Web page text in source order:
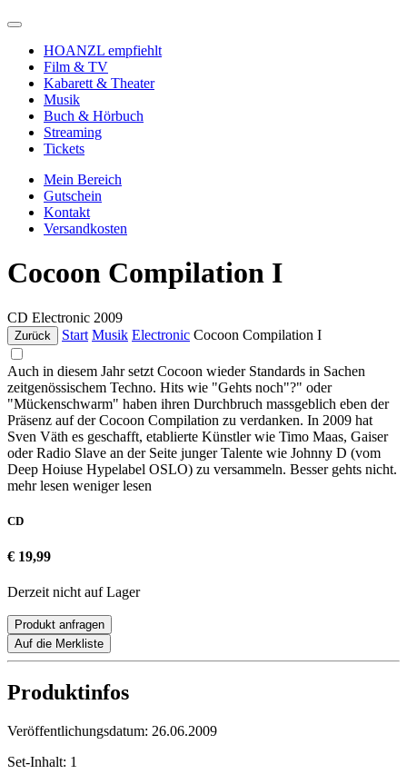
HOANZL empfiehlt
Film & TV
Kabarett & Theater
Musik
Buch & Hörbuch
Streaming
Tickets
Mein Bereich
Gutschein
Kontakt
Versandkosten
Cocoon Compilation I
CD Electronic 2009
Zurück Start Musik Electronic Cocoon Compilation I
Auch in diesem Jahr setzt Cocoon wieder Standards in Sachen
zeitgenössischem Techno. Hits wie "Gehts noch"?" oder
"Mückenschwarm" haben ihren Durchbruch massgeblich eben der
Präsenz auf der Cocoon Compilation zu verdanken. In 2009 hat
Sven Väth es geschafft, etablierte Künstler wie Timo Maas, Gaiser
oder Radio Slave an der Seite junger Talente wie Johnny D (vom
Deep Hoiuse Hypelabel OSLO) zu versammeln. Besser gehts nicht.
mehr lesen weniger lesen
CD
€ 19,99
Derzeit nicht auf Lager
Produkt anfragen
Auf die Merkliste
Produktinfos
Veröffentlichungsdatum: 26.06.2009
Set-Inhalt: 1